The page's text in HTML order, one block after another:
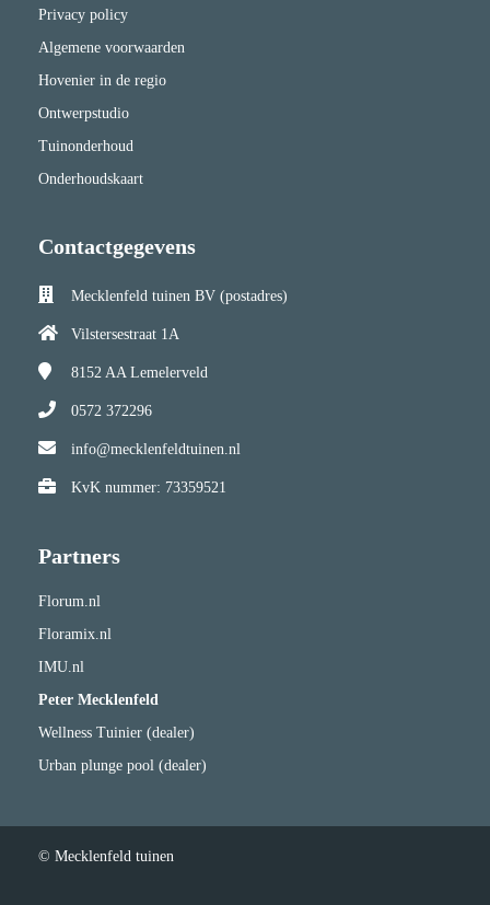
Privacy policy
Algemene voorwaarden
Hovenier in de regio
Ontwerpstudio
Tuinonderhoud
Onderhoudskaart
Contactgegevens
Mecklenfeld tuinen BV (postadres)
Vilstersestraat 1A
8152 AA Lemelerveld
0572 372296
info@mecklenfeldtuinen.nl
KvK nummer: 73359521
Partners
Florum.nl
Floramix.nl
IMU.nl
Peter Mecklenfeld
Wellness Tuinier (dealer)
Urban plunge pool (dealer)
© Mecklenfeld tuinen